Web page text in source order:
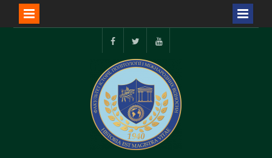
facebooktwitter youtube